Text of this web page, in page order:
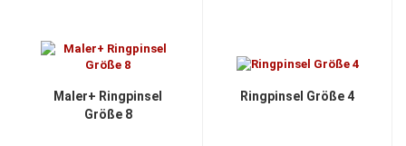
Maler+ Ringpinsel
Größe 8
Ringpinsel Größe 4